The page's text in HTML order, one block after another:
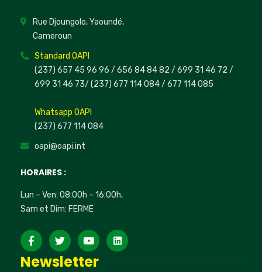
Rue Djoungolo, Yaoundé,
Cameroun
Standard OAPI
(237) 657 45 96 96 / 656 84 84 82 / 699 31 46 72 /
699 31 46 73/ (237) 677 114 084 / 677 114 085
Whatsapp OAPI
(237) 677 114 084
oapi@oapi.int
HORAIRES :
Lun – Ven: 08:00h – 16:00h,
Sam et Dim: FERME
Newsletter